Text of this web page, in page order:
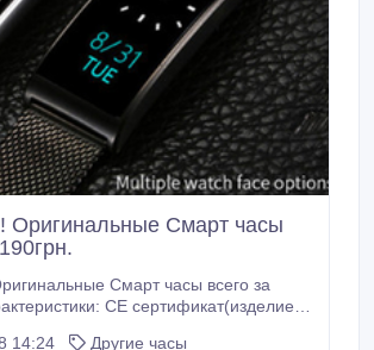
Оригинальные Смарт часы
Смарт часы всего за
CE сертификат(изделие
14:24
Другие часы